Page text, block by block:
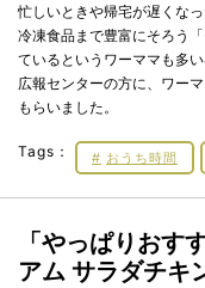
忙しいときや帰宅が遅くな
冷凍食品まで豊富にそろう
ているというワーママも多
広報センターの方に、ワー
もらいました。
Tags： おうち時間
「やっぱりおす
アム サラダチキ